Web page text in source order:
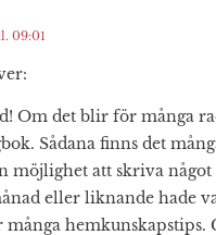
09:01
Om det blir för många
Sådana finns det
möjlighet att skriva
eller liknande hade
hemkunskapstips.